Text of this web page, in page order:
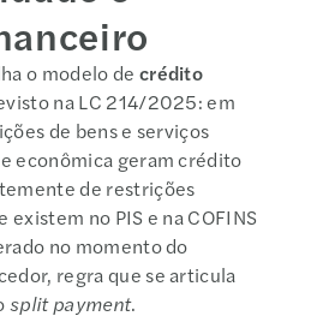
o modelo de crédito
na LC 214/2025: em
de bens e serviços
econômica geram crédito
de restrições
existem no PIS e na COFINS
no momento do
regra que se articula
split payment.